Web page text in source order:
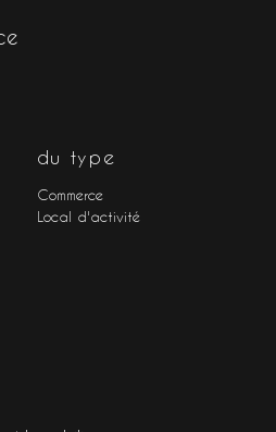
du type
Commerce
Local d'activité